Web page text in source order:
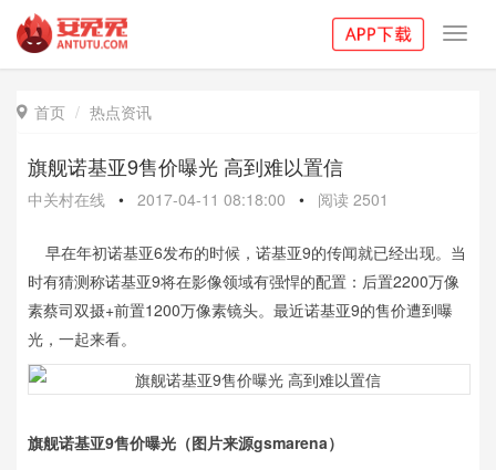
 首页 热点资讯
旗舰诺基亚9售价曝光 高到难以置信
中关村在线 • 2017-04-11 08:18:00 • 阅读 2501
早在年初诺基亚6发布的时候，诺基亚9的传闻就已经出现。当
时有猜测称诺基亚9将在影像领域有强悍的配置：后置2200万像
素蔡司双摄+前置1200万像素镜头。最近诺基亚9的售价遭到曝
光，一起来看。
旗舰诺基亚9售价曝光（图片来源gsmarena）